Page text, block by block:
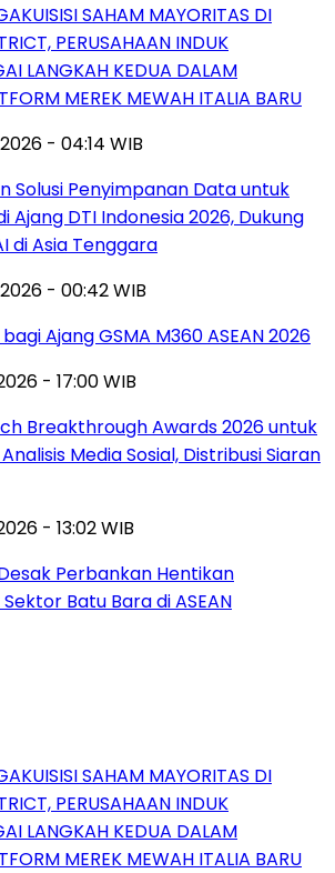
SAHAM MAYORITAS DI
PERUSAHAAN INDUK
LANGKAH KEDUA DALAM
MEREK MEWAH ITALIA BARU
- 04:14 WIB
Solusi Penyimpanan Data untuk
Ajang DTI Indonesia 2026, Dukung
di Asia Tenggara
- 00:42 WIB
Ajang GSMA M360 ASEAN 2026
- 17:00 WIB
Breakthrough Awards 2026 untuk
Media Sosial, Distribusi Siaran
- 13:02 WIB
Perbankan Hentikan
Batu Bara di ASEAN
SAHAM MAYORITAS DI
PERUSAHAAN INDUK
LANGKAH KEDUA DALAM
MEREK MEWAH ITALIA BARU